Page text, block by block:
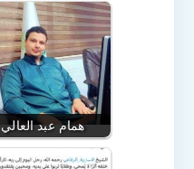
همام عبد العالي